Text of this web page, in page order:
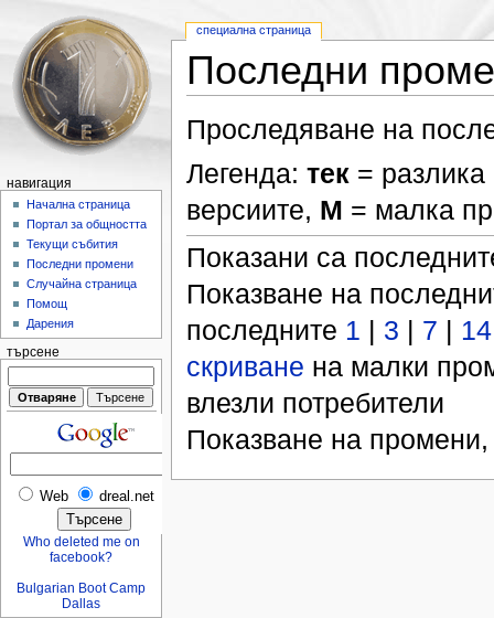
Последни
Проследяване на
Легенда: тек= разлика
версиите, М = малка
Показани са
Показване на
последните 1 | 3 | 7 | 14
скриване на малки
влезли потребители
Показване на
специална страница
навигация
Начална страница
Портал за общността
Текущи събития
Последни промени
Случайна страница
Помощ
Дарения
търсене
Web dreal.net
Who deleted me on
facebook?
Bulgarian Boot Camp
Dallas